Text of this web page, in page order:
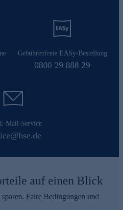
Gebührenfreie EASy-Bestellung
0800 29 888 29
Mail-Service
auf einen Blick
Faire Bedingungen und